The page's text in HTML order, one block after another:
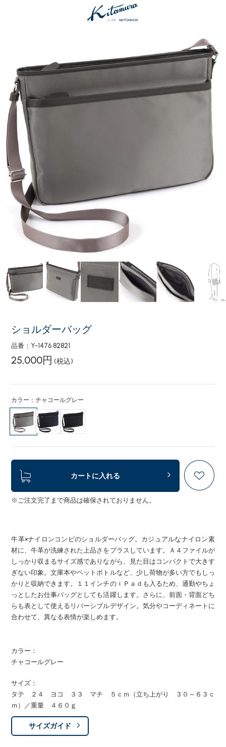
ショルダーバッグ
品番：Y-1476 82821
25,000円 (税込)
カラー：チャコールグレー
カートに入れる
※ご注文完了まで商品は確保されておりません。
牛革×ナイロンコンビのショルダーバッグ。カジュアルなナイロン素
材に、牛革が洗練された上品さをプラスしています。Ａ４ファイルが
しっかり収まるサイズ感でありながら、見た目はコンパクトで大きす
ぎない印象。文庫本やペットボトルなど、少し荷物が多い方でもしっ
かりと収納できます。１１インチのｉＰａｄも入るため、通勤やちょ
っとしたお仕事バッグとしても活躍します。さらに、前面・背面どち
らも表として使えるリバーシブルデザイン。気分やコーディネートに
合わせて、異なる表情が楽しめます。
カラー：
チャコールグレー
サイズ：
タテ ２４ ヨコ ３３ マチ ５ｃｍ（立ち上がり ３０～６３ｃ
ｍ）／重量 ４６０ｇ
サイズガイド